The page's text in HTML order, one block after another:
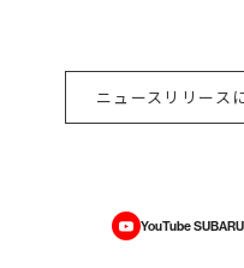
ニュースリリース
YouTube